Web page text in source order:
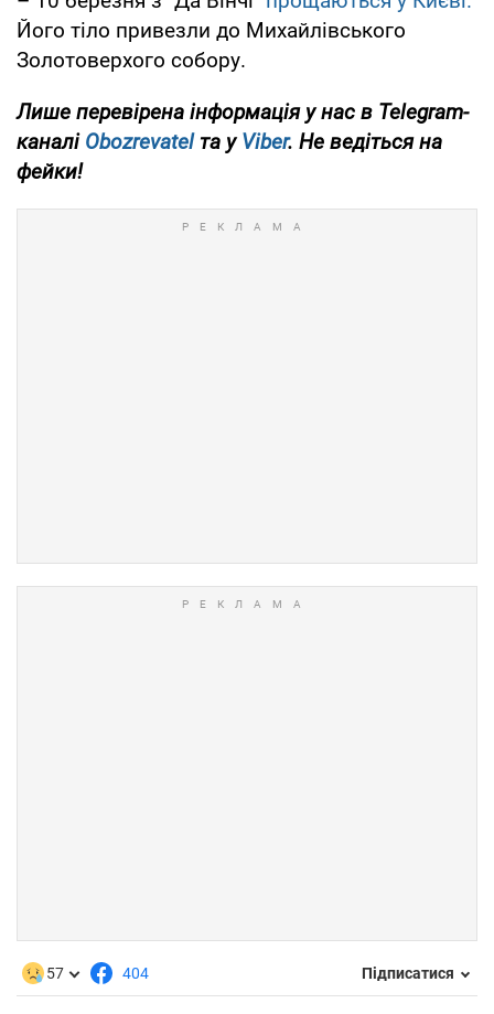
Його тіло привезли до Михайлівського
Золотоверхого собору.
Лише перевірена інформація у нас в Telegram-
каналі Obozrevatel та уViber. Не ведіться на
фейки!
57 404 Підписатися